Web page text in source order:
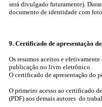
será divulgado futuramente).
documento de identidade com
9. Certificado de apresentação
Os resumos aceitos e
publicação no livro eletrônico.
O certificado de apresentação do
O primeiro acesso ao certificado
(PDF) aos demais autores do